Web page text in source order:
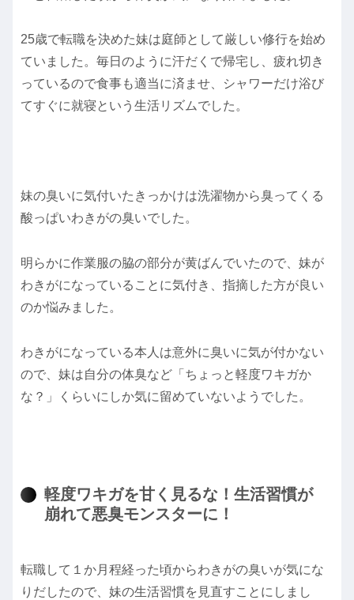
25歳で転職を決めた妹は庭師として厳しい修行を始め
ていました。毎日のように汗だくで帰宅し、疲れ切き
っているので食事も適当に済ませ、シャワーだけ浴び
てすぐに就寝という生活リズムでした。
妹の臭いに気付いたきっかけは洗濯物から臭ってくる
酸っぱいわきがの臭いでした。
明らかに作業服の脇の部分が黄ばんでいたので、妹が
わきがになっていることに気付き、指摘した方が良い
のか悩みました。
わきがになっている本人は意外に臭いに気が付かない
ので、妹は自分の体臭など「ちょっと軽度ワキガか
な？」くらいにしか気に留めていないようでした。
軽度ワキガを甘く見るな！生活習慣が
崩れて悪臭モンスターに！
転職して１か月程経った頃からわきがの臭いが気にな
りだしたので、妹の生活習慣を見直すことにしまし